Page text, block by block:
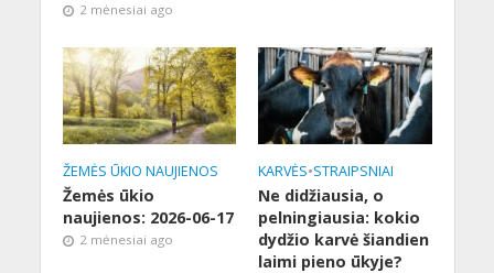
2 mėnesiai ago
ŽEMĖS ŪKIO NAUJIENOS
Žemės ūkio
naujienos: 2026-06-17
2 mėnesiai ago
KARVĖS•STRAIPSNIAI
Ne didžiausia, o
pelningiausia: kokio
dydžio karvė šiandien
laimi pieno ūkyje?